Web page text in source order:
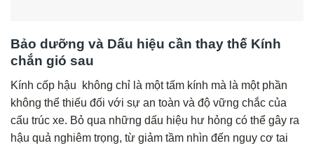
Bảo dưỡng và Dấu hiệu cần thay thế Kính
chắn gió sau
Kính cốp hậu không chỉ là một tấm kính mà là một phần
không thể thiếu đối với sự an toàn và độ vững chắc của
cấu trúc xe. Bỏ qua những dấu hiệu hư hỏng có thể gây ra
hậu quả nghiêm trọng, từ giảm tầm nhìn đến nguy cơ tai